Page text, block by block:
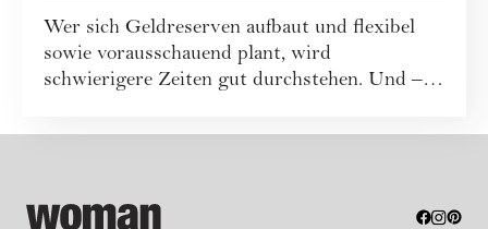
Wer sich Geldreserven aufbaut und flexibel
sowie vorausschauend plant, wird
schwierigere Zeiten gut durchstehen. Und –